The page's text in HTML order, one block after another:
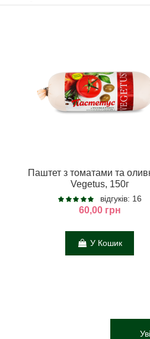
Паштет з томатами та
Vegetus, 150г
відгуків: 16
60,00 грн
У Кошик